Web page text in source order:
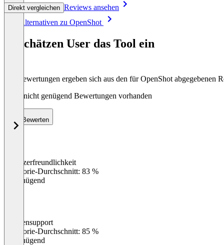
Direkt vergleichen Reviews ansehen
Alle Alternativen zu OpenShot
So schätzen User das Tool ein
Die Bewertungen ergeben sich aus den für OpenShot abgegebenen
Noch nicht genügend Bewertungen vorhanden
Bewerten
Benutzerfreundlichkeit
Kategorie-Durchschnitt: 83 %
Ungenügend
Kundensupport
Kategorie-Durchschnitt: 85 %
Ungenügend